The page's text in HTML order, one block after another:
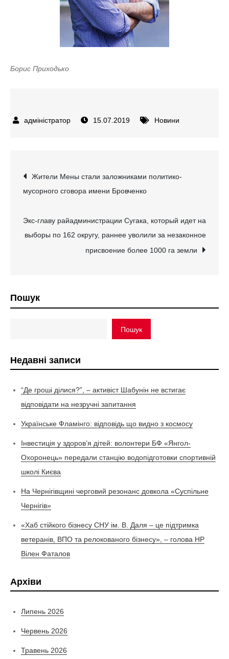
Борис Приходько
15.07.2019 Новини
Навігація
записів
Жители Мены стали заложниками политико-
мусорного сговора имени Бровченко
Экс-главу райадминистрации Сугака, который идет на
выборы по 162 округу, раннее уволили за незаконное
присвоение более 1000 га земли
Пошук
Пошук
Недавні записи
“Де гроші ділися?”, – активіст Шабунін не встигає
відповідати на незручні запитання
Українське Фламінго: відповідь що видно з космосу
Інвестиція у здоров’я дітей: волонтери БФ «Янгол-
Охоронець» передали станцію водопідготовки спортивній
школі Києва
На Чернігівщині черговий резонанс довкола «Суспільне
Чернігів»
«Хаб стійкого бізнесу СНУ ім. В. Даля – це підтримка
ветеранів, ВПО та релокованого бізнесу», – голова НР
Вілен Фаталов
Архіви
Липень 2026
Червень 2026
Травень 2026